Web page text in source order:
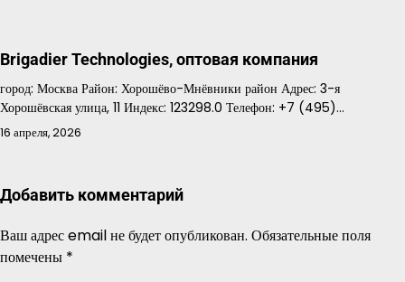
Brigadier Technologies, оптовая компания
город: Москва Район: Хорошёво-Мнёвники район Адрес: 3-я
Хорошёвская улица, 11 Индекс: 123298.0 Телефон: +7 (495)…
16 апреля, 2026
Добавить комментарий
Ваш адрес email не будет опубликован. Обязательные поля
помечены *